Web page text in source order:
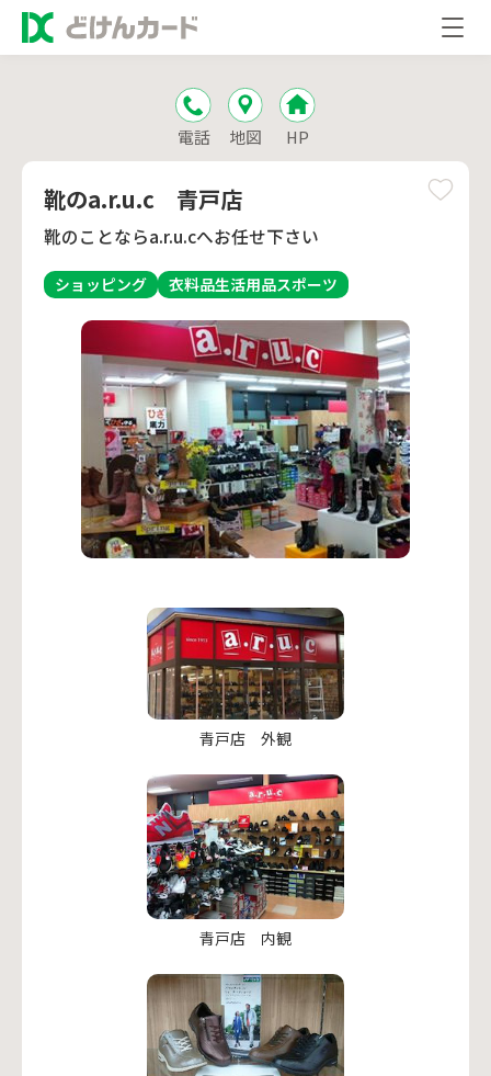
電話 地図 HP
靴のa.r.u.c 青戸店
靴のことならa.r.u.cへお任せ下さい
ショッピング 衣料品生活用品スポーツ
青戸店 外観
青戸店 内観